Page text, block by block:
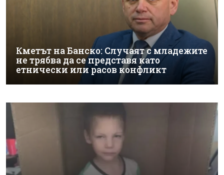
Кметът на Банско: Случаят с младежите
не трябва да се представя като
етнически или расов конфликт